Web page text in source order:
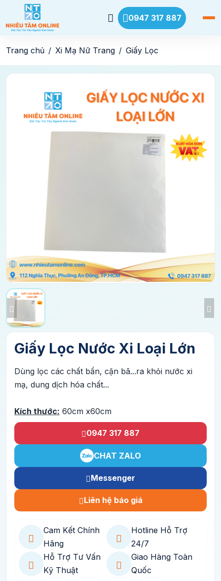
0947 317 887
Trang chủ Xi Mạ Nữ Trang Giấy Lọc
Giấy Lọc Nước Xi Loại Lớn
Dùng lọc các chất bẩn, cặn bã...ra khỏi nước xi
mạ, dung dịch hóa chất...
Kích thước: 60cm x60cm
0947 317 887
CHAT ZALO
Messenger
Liên hệ báo giá
Cam Kết Chính
Hãng
Hotline Hỗ Trợ
24/7
Hỗ Trợ Tư Vấn
Kỹ Thuật
Giao Hàng Toàn
Quốc